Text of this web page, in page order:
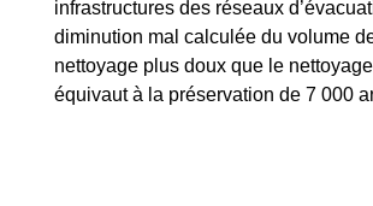
infrastructures des réseaux
diminution mal calculée du volume
nettoyage plus doux que le
équivaut à la préservation de 7 000